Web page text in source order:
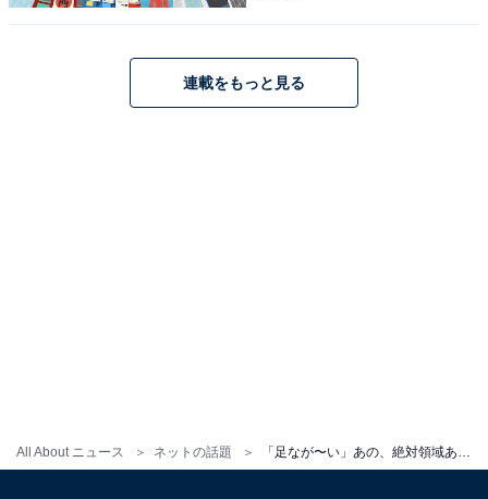
All About ニュース ネットの話題
連載をもっと見る